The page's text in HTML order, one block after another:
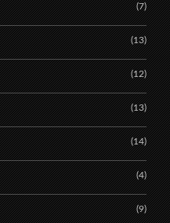
(7)
(13)
(12)
(13)
(14)
(4)
(9)